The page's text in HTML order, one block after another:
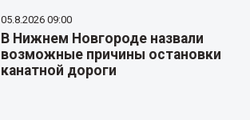
05.8.2026 09:00
В Нижнем Новгороде назвали
возможные причины остановки
канатной дороги